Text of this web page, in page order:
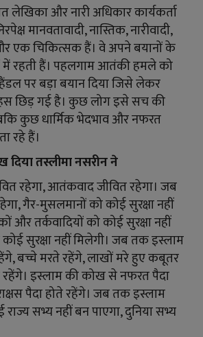
लेखिका और नारी अधिकार कार्यकर्ता
मानवतावादी, नास्तिक, नारीवादी,
एक चिकित्सक हैं। वे अपने बयानों के
में रहती हैं। पहलगाम आतंकी हमले को
पर बड़ा बयान दिया जिसे लेकर
छिड़ गई है। कुछ लोग इसे सच की
कुछ धार्मिक भेदभाव और नफरत
रहे हैं।
दिया तस्लीमा नसरीन ने
रहेगा, आतंकवाद जीवित रहेगा। जब
गैर-मुसलमानों को कोई सुरक्षा नहीं
और तर्कवादियों को कोई सुरक्षा नहीं
सुरक्षा नहीं मिलेगी। जब तक इस्लाम
बच्चे मरते रहेंगे, लाखों मरे हुए कबूतर
रहेंगे। इस्लाम की कोख से नफरत पैदा
पैदा होते रहेंगे। जब तक इस्लाम
राज्य सभ्य नहीं बन पाएगा, दुनिया सभ्य